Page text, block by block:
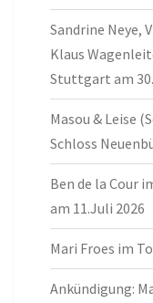
Sandrine Neye,
Klaus
Stuttgart am
Masou & Leise
Schloss
Ben de la Cour
am 11.Juli 2026
Mari Froes im
Ankündigung: